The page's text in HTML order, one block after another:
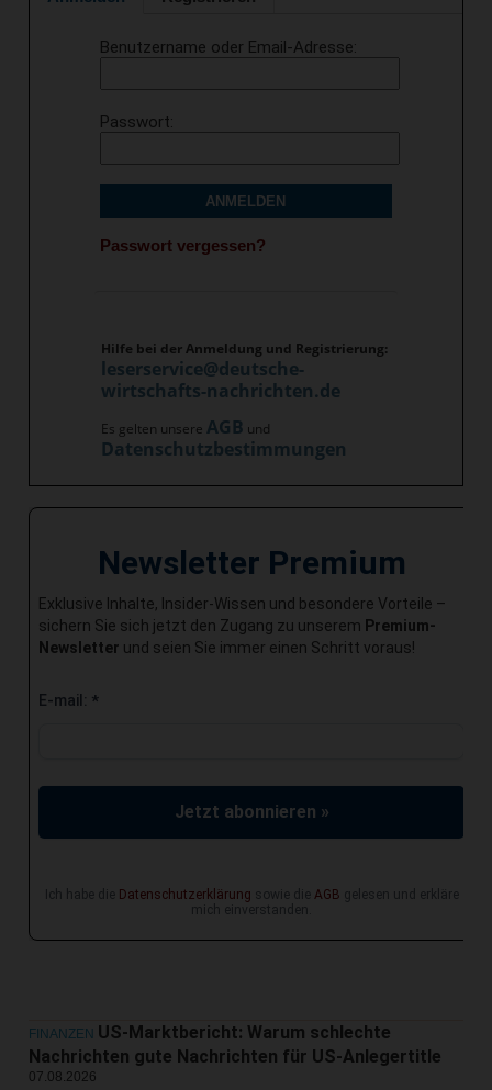
Benutzername oder Email-Adresse
Passwort
ANMELDEN
Passwort vergessen?
Hilfe bei der Anmeldung und Registrierung:
leserservice@deutsche-
wirtschafts-nachrichten.de
Es gelten unsere AGB und
Datenschutzbestimmungen
Newsletter Premium
Exklusive Inhalte, Insider-Wissen und besondere Vorteile –
sichern Sie sich jetzt den Zugang zu unserem Premium-
Newsletter und seien Sie immer einen Schritt voraus!
E-mail: *
Jetzt abonnieren »
Ich habe die Datenschutzerklärung sowie die AGB gelesen und erkläre
mich einverstanden.
FINANZEN US-Marktbericht: Warum schlechte
Nachrichten gute Nachrichten für US-Anlegertitle
07.08.2026